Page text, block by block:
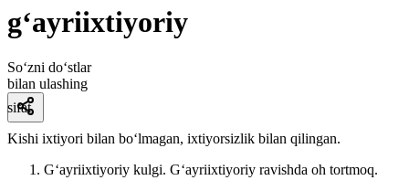
g‘ayriixtiyoriy
So‘zni do‘stlar
bilan ulashing
sifat
Kishi ixtiyori bilan boʻlmagan, ixtiyorsizlik bilan qilingan.
Gʻayriixtiyoriy kulgi. Gʻayriixtiyoriy ravishda oh tortmoq.